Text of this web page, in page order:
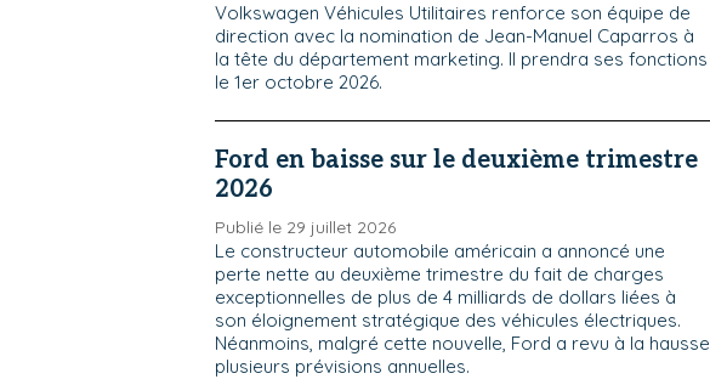
Volkswagen Véhicules Utilitaires renforce son équipe de
direction avec la nomination de Jean-Manuel Caparros à
la tête du département marketing. Il prendra ses fonctions
le 1er octobre 2026.
Ford en baisse sur le deuxième trimestre
2026
Publié le 29 juillet 2026
Le constructeur automobile américain a annoncé une
perte nette au deuxième trimestre du fait de charges
exceptionnelles de plus de 4 milliards de dollars liées à
son éloignement stratégique des véhicules électriques.
Néanmoins, malgré cette nouvelle, Ford a revu à la hausse
plusieurs prévisions annuelles.